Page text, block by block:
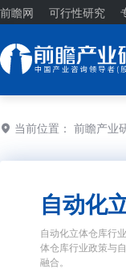
前瞻网 可行性研究
当前位置： 前瞻产业
自动化
自动化立体仓库行
体仓库行业政策与
融合。